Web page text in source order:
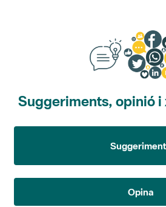
Suggeriments, opinió i
Opina